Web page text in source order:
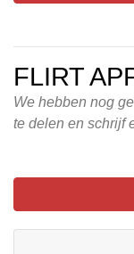
FLIRT
We hebben nog
te delen en schrijf